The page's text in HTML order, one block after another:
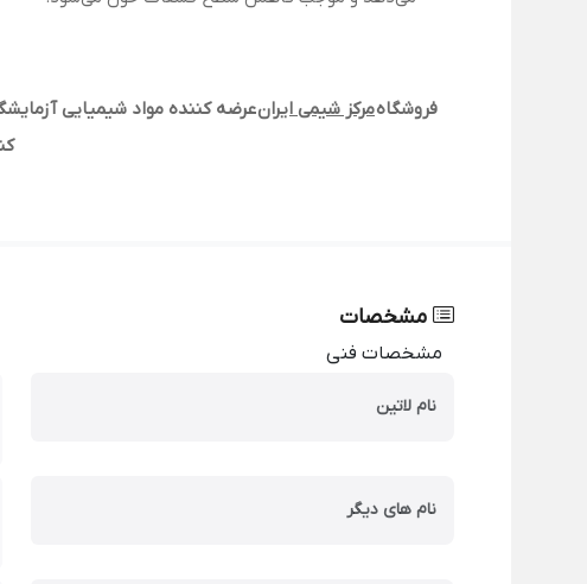
فروشگاهمرکز شیمی ایرانعرضه کننده مواد شیمیایی
مشخصات
مشخصات فنی
نام لاتین
نام های دیگر